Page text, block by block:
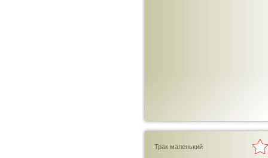
Трак маленький